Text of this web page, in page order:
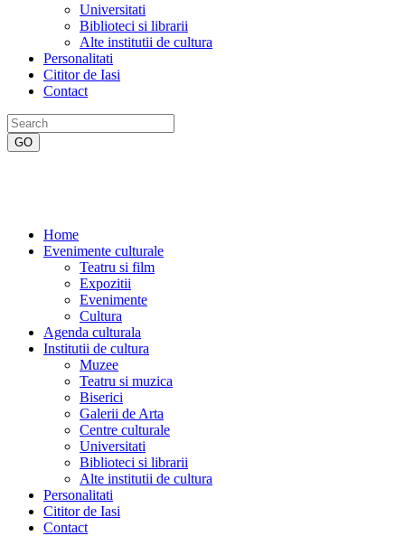
Universitati
Biblioteci si librarii
Alte institutii de cultura
Personalitati
Cititor de Iasi
Contact
Home
Evenimente culturale
Teatru si film
Expozitii
Evenimente
Cultura
Agenda culturala
Institutii de cultura
Muzee
Teatru si muzica
Biserici
Galerii de Arta
Centre culturale
Universitati
Biblioteci si librarii
Alte institutii de cultura
Personalitati
Cititor de Iasi
Contact